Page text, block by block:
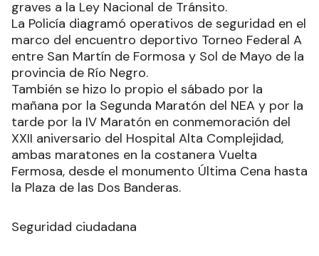
graves a la Ley Nacional de Tránsito.
La Policía diagramó operativos de seguridad en el
marco del encuentro deportivo Torneo Federal A
entre San Martín de Formosa y Sol de Mayo de la
provincia de Río Negro.
También se hizo lo propio el sábado por la
mañana por la Segunda Maratón del NEA y por la
tarde por la IV Maratón en conmemoración del
XXII aniversario del Hospital Alta Complejidad,
ambas maratones en la costanera Vuelta
Fermosa, desde el monumento Última Cena hasta
la Plaza de las Dos Banderas.
Seguridad ciudadana